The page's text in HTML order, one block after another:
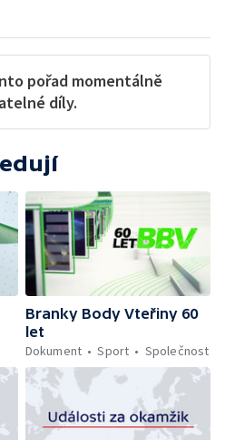
pořad momentálně
díly.
Branky Body Vteřiny 60
let
Dokument
Sport Společnost